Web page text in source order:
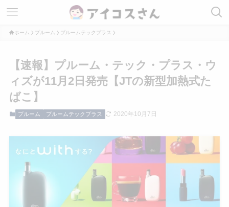
ホーム プルーム プルームテックプラス
【速報】プルーム・テック・プラス・ウ
ィズが11月2日発売【JTの新型加熱式た
ばこ】
プルーム プルームテックプラス 2020年10月7日